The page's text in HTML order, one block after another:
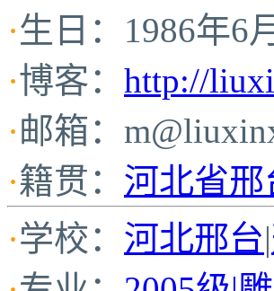
·生日：1986年6
·博客： http://
·邮箱：
·籍贯： 河北省邢
·学校： 河北邢台|